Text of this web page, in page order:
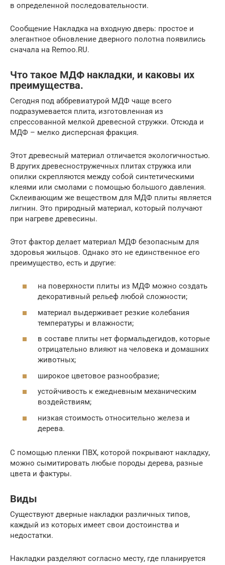
в определенной последовательности.
Сообщение Накладка на входную дверь: простое и
элегантное обновление дверного полотна появились
сначала на Remoo.RU.
Что такое МДФ накладки, и каковы их
преимущества.
Сегодня под аббревиатурой МДФ чаще всего
подразумевается плита, изготовленная из
спрессованной мелкой древесной стружки. Отсюда и
МДФ – мелко дисперсная фракция.
Этот древесный материал отличается экологичностью.
В других древесностружечных плитах стружка или
опилки скрепляются между собой синтетическими
клеями или смолами с помощью большого давления.
Склеивающим же веществом для МДФ плиты является
лигнин. Это природный материал, который получают
при нагреве древесины.
Этот фактор делает материал МДФ безопасным для
здоровья жильцов. Однако это не единственное его
преимущество, есть и другие:
на поверхности плиты из МДФ можно создать
декоративный рельеф любой сложности;
материал выдерживает резкие колебания
температуры и влажности;
в составе плиты нет формальдегидов, которые
отрицательно влияют на человека и домашних
животных;
широкое цветовое разнообразие;
устойчивость к ежедневным механическим
воздействиям;
низкая стоимость относительно железа и
дерева.
С помощью пленки ПВХ, которой покрывают накладку,
можно сымитировать любые породы дерева, разные
цвета и фактуры.
Виды
Существуют дверные накладки различных типов,
каждый из которых имеет свои достоинства и
недостатки.
Накладки разделяют согласно месту, где планируется